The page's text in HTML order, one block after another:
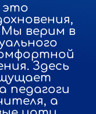
верим в
Здесь
педагоги
а